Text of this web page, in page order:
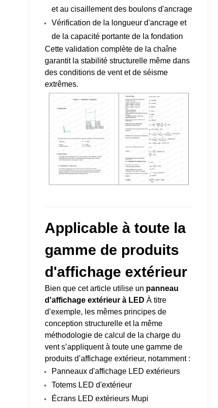
et au cisaillement des boulons d'ancrage
Vérification de la longueur d'ancrage et
de la capacité portante de la fondation
Cette validation complète de la chaîne
garantit la stabilité structurelle même dans
des conditions de vent et de séisme
extrêmes.
Applicable à toute la
gamme de produits
d'affichage extérieur
Bien que cet article utilise un panneau
d'affichage extérieur à LED À titre
d’exemple, les mêmes principes de
conception structurelle et la même
méthodologie de calcul de la charge du
vent s’appliquent à toute une gamme de
produits d’affichage extérieur, notamment :
Panneaux d'affichage LED extérieurs
Totems LED d'extérieur
Écrans LED extérieurs Mupi